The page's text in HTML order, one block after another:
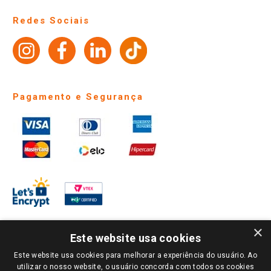
Perguntas frequentes
Identidade Visual
Redes Sociais
Pagamento e Segurança
PARA VER OS PREÇOS DA SUA REGIÃO, FAÇA LOGIN E SELECIONE A LOJA DE
×
Este website usa cookies
Este website usa cookies para melhorar a experiência do usuário. Ao
utilizar o nosso website, o usuário concorda com todos os cookies